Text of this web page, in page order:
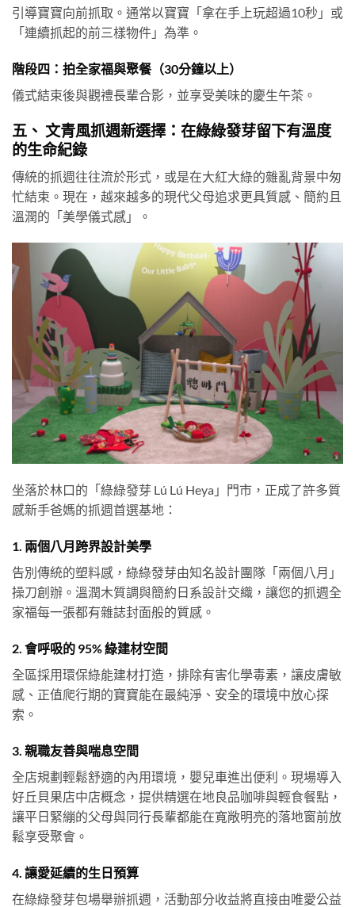
引導寶寶向前抓取。通常以寶寶「拿在手上玩超過10秒」或
「連續抓起的前三樣物件」為準。
階段四：拍全家福與聚餐（30分鐘以上）
儀式結束後與觀禮長輩合影，並享受美味的慶生午茶。
五、 文青風抓週新選擇：在綠綠發芽留下有溫度
的生命紀錄
傳統的抓週往往流於形式，或是在大紅大綠的雜亂背景中匆
忙結束。現在，越來越多的現代父母追求更具質感、簡約且
溫潤的「美學儀式感」。
坐落於林口的「綠綠發芽 Lú Lú Heya」門市，正成了許多質
感新手爸媽的抓週首選基地：
1. 兩個八月跨界設計美學
告別傳統的塑料感，綠綠發芽由知名設計團隊「兩個八月」
操刀創辦。溫潤木質調與簡約日系設計交織，讓您的抓週全
家福每一張都有雜誌封面般的質感。
2. 會呼吸的 95% 綠建材空間
全區採用環保綠能建材打造，排除有害化學毒素，讓皮膚敏
感、正值爬行期的寶寶能在最純淨、安全的環境中放心探
索。
3. 親職友善與喘息空間
全店規劃輕鬆舒適的內用環境，嬰兒車進出便利。現場導入
好丘貝果店中店概念，提供精選在地良品咖啡與輕食餐點，
讓平日緊繃的父母與同行長輩都能在寬敞明亮的落地窗前放
鬆享受聚會。
4. 讓愛延續的生日預算
在綠綠發芽包場舉辦抓週，活動部分收益將直接由唯愛公益